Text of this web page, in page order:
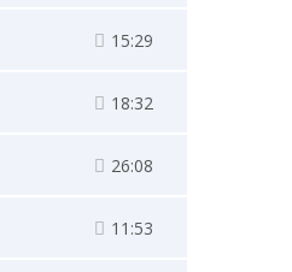
15:29
18:32
26:08
11:53